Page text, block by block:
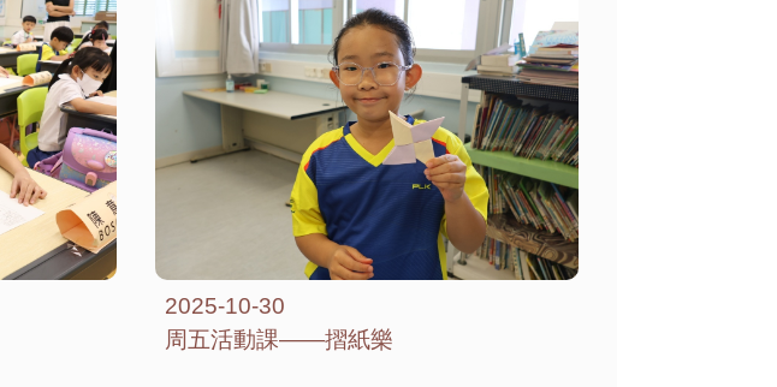
2025-10-30
周五活動課——摺紙樂